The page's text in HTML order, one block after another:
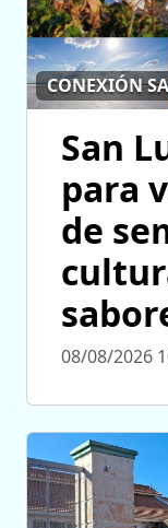
CONEXIÓN
San
para
de
08/08/2026